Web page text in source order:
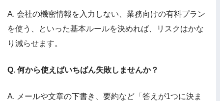
A. 会社の機密情報を入力しない、業務向けの有料プラン
を使う、といった基本ルールを決めれば、リスクはかな
り減らせます。
Q. 何から使えばいちばん失敗しませんか？
A. メールや文章の下書き、要約など「答えが1つに決ま